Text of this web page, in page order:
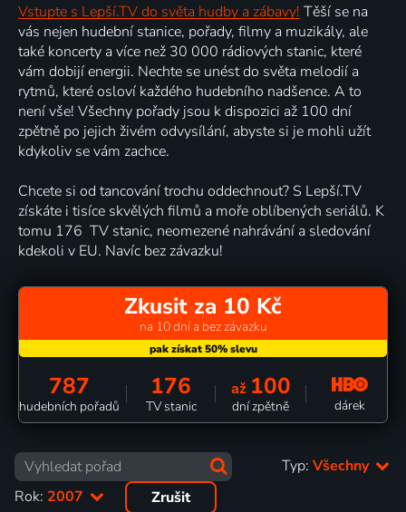
Vstupte s Lepší.TV do světa hudby a zábavy! Těší se na
vás nejen hudební stanice, pořady, filmy a muzikály, ale
také koncerty a více než 30 000 rádiových stanic, které
vám dobijí energii. Nechte se unést do světa melodií a
rytmů, které osloví každého hudebního nadšence. A to
není vše! Všechny pořady jsou k dispozici až 100 dní
zpětně po jejich živém odvysílání, abyste si je mohli užít
kdykoliv se vám zachce.
Chcete si od tancování trochu oddechnout? S Lepší.TV
získáte i tisíce skvělých filmů a moře oblíbených seriálů. K
tomu 176 TV stanic, neomezené nahrávání a sledování
kdekoli v EU. Navíc bez závazku!
Zkusit za 10 Kč
na 10 dní a bez závazku
787
hudebních pořadů
176
TV stanic
až 100
dní zpětně dárek
Typ: Všechny
Rok: 2007 Zrušit